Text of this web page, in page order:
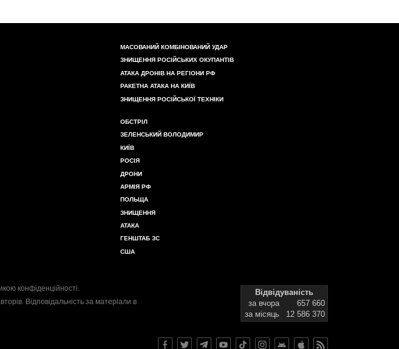
МАСОВАНИЙ КОМБІНОВАНИЙ УДАР
ЗНИЩЕННЯ РОСІЙСЬКИХ ОКУПАНТІВ
АТАКА ДРОНІВ НА РЕГІОНИ РФ
РАКЕТНА АТАКА НА КИЇВ
ЗНИЩЕННЯ РОСІЙСЬКОЇ ТЕХНІКИ
ОБСТРІЛ
ЗЕЛЕНСЬКИЙ ВОЛОДИМИР
КИЇВ
РОСІЯ
ДРОНИ
АРМІЯ РФ
ПОЛЬЩА
ЗНИЩЕННЯ
АТАКА
ГЕНШТАБ ЗС
США
конфіденційності.
Відповідальність за матеріали в
Відвідуваність
за вчора
657 660
за місяць
12 586 370